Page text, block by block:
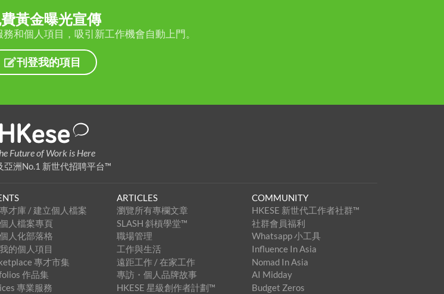
黃金曝光宣傳
和個人項目，吸引新工作機會自動上門。
刊登我的項目
Future of Work is Here
亞洲No.1 新世代招聘平台™
才庫 / 建立個人檔案
人檔案專頁
人化部落格
的個人項目
專才市集
作品集
專業服務
ARTICLES
瀏覽所有專欄文章
SLASH 斜槓學堂™
職場管理
工作與生活
遠距工作 / 在家工作
專訪・個人品牌故事
HKESE 星級創作者計劃™
COMMUNITY
HKESE 新世代工作者社群™
社群會員福利
Whatsapp 小工具
Influence In Asia
Nomad In Asia
AI Midday
Budget Zeros